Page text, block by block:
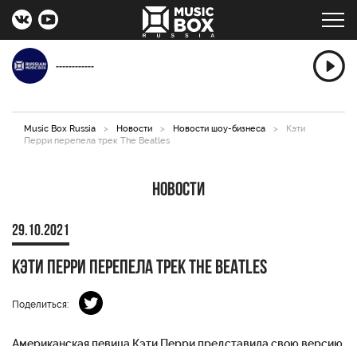
------------
Music Box Russia > Новости > Новости шоу-бизнеса >
Кэти
Перри перепела трек The Beatles
Новости
29.10.2021
Кэти Перри перепела трек The Beatles
Поделиться: